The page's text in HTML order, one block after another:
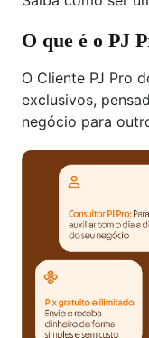
O que é o PJ
O Cliente PJ Pro
exclusivos,
negócio para